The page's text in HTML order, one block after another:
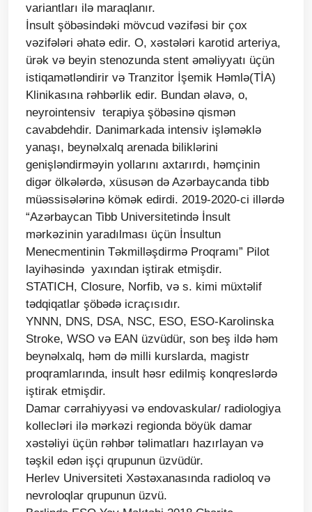
variantları ilə maraqlanır.
İnsult şöbəsindəki mövcud vəzifəsi bir çox
vəzifələri əhatə edir. O, xəstələri karotid arteriya,
ürək və beyin stenozunda stent əməliyyatı üçün
istiqamətləndirir və Tranzitor İşemik Həmlə(TİA)
Klinikasına rəhbərlik edir. Bundan əlavə, o,
neyrointensiv terapiya şöbəsinə qismən
cavabdehdir. Danimarkada intensiv işləməklə
yanaşı, beynəlxalq arenada biliklərini
genişləndirməyin yollarını axtarırdı, həmçinin
digər ölkələrdə, xüsusən də Azərbaycanda tibb
müəssisələrinə kömək edirdi. 2019-2020-ci illərdə
“Azərbaycan Tibb Universitetində İnsult
mərkəzinin yaradılması üçün İnsultun
Menecmentinin Təkmilləşdirmə Proqramı” Pilot
layihəsində yaxından iştirak etmişdir.
STATICH, Closure, Norfib, və s. kimi müxtəlif
tədqiqatlar şöbədə icraçısıdır.
YNNN, DNS, DSA, NSC, ESO, ESO-Karolinska
Stroke, WSO və EAN üzvüdür, son beş ildə həm
beynəlxalq, həm də milli kurslarda, magistr
proqramlarında, insult həsr edilmiş konqreslərdə
iştirak etmişdir.
Damar cərrahiyyəsi və endovaskular/ radiologiya
kollecləri ilə mərkəzi regionda böyük damar
xəstəliyi üçün rəhbər təlimatları hazırlayan və
təşkil edən işçi qrupunun üzvüdür.
Herlev Universiteti Xəstəxanasında radioloq və
nevroloqlar qrupunun üzvü.